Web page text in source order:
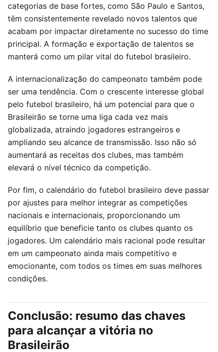
categorias de base fortes, como São Paulo e Santos,
têm consistentemente revelado novos talentos que
acabam por impactar diretamente no sucesso do time
principal. A formação e exportação de talentos se
manterá como um pilar vital do futebol brasileiro.
A internacionalização do campeonato também pode
ser uma tendência. Com o crescente interesse global
pelo futebol brasileiro, há um potencial para que o
Brasileirão se torne uma liga cada vez mais
globalizada, atraindo jogadores estrangeiros e
ampliando seu alcance de transmissão. Isso não só
aumentará as receitas dos clubes, mas também
elevará o nível técnico da competição.
Por fim, o calendário do futebol brasileiro deve passar
por ajustes para melhor integrar as competições
nacionais e internacionais, proporcionando um
equilíbrio que beneficie tanto os clubes quanto os
jogadores. Um calendário mais racional pode resultar
em um campeonato ainda mais competitivo e
emocionante, com todos os times em suas melhores
condições.
Conclusão: resumo das chaves
para alcançar a vitória no
Brasileirão